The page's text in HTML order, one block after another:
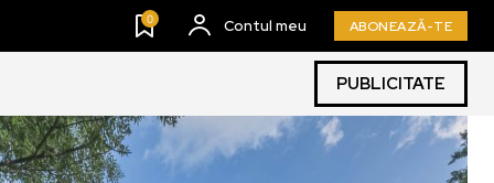
0 Contul meu ABONEAZĂ-TE
PUBLICITATE